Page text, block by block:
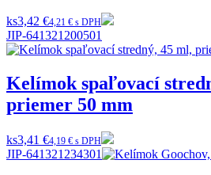
ks3,42 €4,21 € s DPH
JIP-641321200501
Kelímok spaľovací
priemer 50 mm
ks3,41 €4,19 € s DPH
JIP-641321234301